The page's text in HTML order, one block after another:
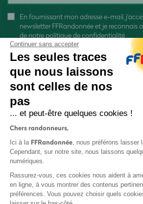
En fournissant mon adresse e-mail,
newsletter FFRandonnée et je reconnais
de notre politique de confidentialité
Protection des
Politique de
Continuer sans accepter
Les seules traces
que nous laissons
sont celles de nos
pas
... et peut-être quelques cookies !
Chers randonneurs,
Ici à la FFRandonnée, nous préférons laisser
Cependant, sur notre site, nous laissons
numériques.
Rassurez-vous, ces cookies nous aident à
en ligne, à vous montrer des contenus
préférences. Vous pouvez choisir quels